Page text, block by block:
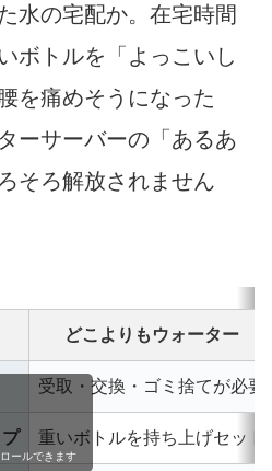
水の宅配か。在宅時間
ボトルを「よっこいし
を痛めそうになった
ーサーバーの「あるあ
そろ解放されません
どこよりもウォーター
受取・交換・ゴミ捨てが必要
重いボトルを持ち上げセット
ールできます